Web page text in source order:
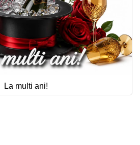
La multi ani!